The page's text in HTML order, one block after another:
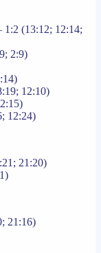
(13:12; 12:14;
2:9)
12:10)
12:24)
21:20)
21:16)